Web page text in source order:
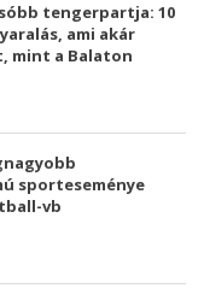
tengerpartja: 10
ami akár
mint a Balaton
sporteseménye
vb